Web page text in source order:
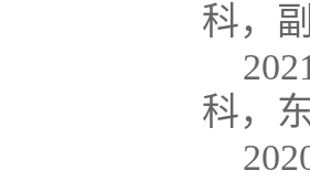
科，
科，